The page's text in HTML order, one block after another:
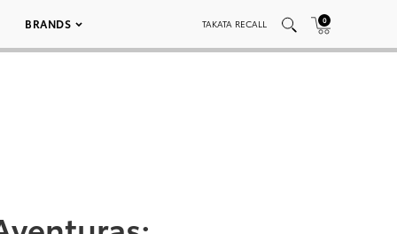
BRANDS TAKATA RECALL 0